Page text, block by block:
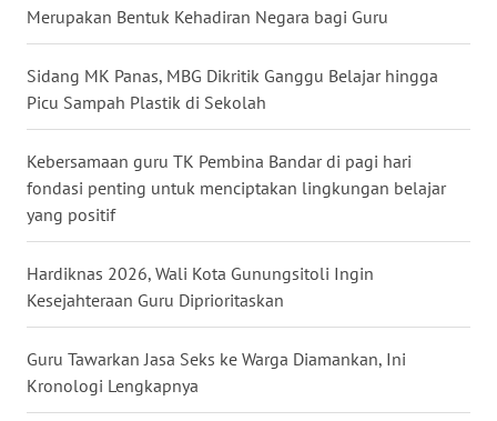
Merupakan Bentuk Kehadiran Negara bagi Guru
Sidang MK Panas, MBG Dikritik Ganggu Belajar hingga
Picu Sampah Plastik di Sekolah
Kebersamaan guru TK Pembina Bandar di pagi hari
fondasi penting untuk menciptakan lingkungan belajar
yang positif
Hardiknas 2026, Wali Kota Gunungsitoli Ingin
Kesejahteraan Guru Diprioritaskan
Guru Tawarkan Jasa Seks ke Warga Diamankan, Ini
Kronologi Lengkapnya
KALTARA
WN
KALSEL
WN
KALTIM
WN
SULSEL
WN